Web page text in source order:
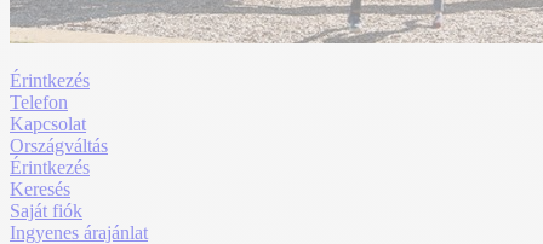
Érintkezés
Telefon
Kapcsolat
Országváltás
Érintkezés
Keresés
Saját fiók
Ingyenes árajánlat